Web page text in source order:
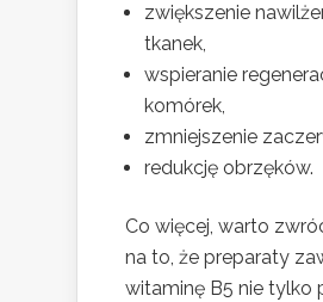
zwiększenie
tkanek,
wspieranie
komórek,
zmniejszenie
redukcję obrzęków.
Co więcej, warto
na to, że preparaty
witaminę B5 nie tylko